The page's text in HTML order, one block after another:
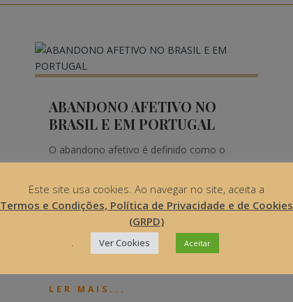
ABANDONO AFETIVO NO
BRASIL E EM PORTUGAL
O abandono afetivo é definido como o
membro da família que tem a
responsabilidade e o dever de cuidado
para com o outro, notadamente do
progenitor em relação ao filho menor e do
LER MAIS...
Este site usa cookies. Ao navegar no site, aceita a
Termos e Condições, Política de Privacidade e de Cookies
(GRPD)
Ver Cookies Aceitar